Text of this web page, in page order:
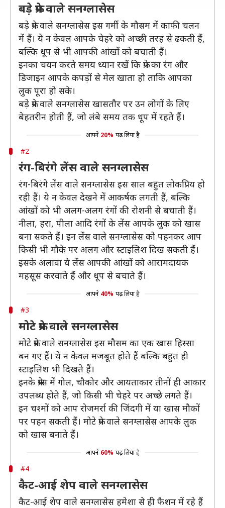
बड़े फ्रेम वाले सनग्लासेस
बड़े फ्रेम वाले सनग्लासेस इस गर्मी के मौसम में काफी चलन
में हैं। ये न केवल आपके चेहरे को अच्छी तरह से ढकती हैं,
बल्कि धूप से भी आपकी आंखों को बचाती हैं।
इनका चयन करते समय ध्यान रखें कि फ्रेम का रंग और
डिजाइन आपके कपड़ों से मेल खाता हो ताकि आपका
लुक पूरा हो सके।
बड़े फ्रेम वाले सनग्लासेस खासतौर पर उन लोगों के लिए
बेहतरीन होती हैं, जो लंबे समय तक धूप में रहते हैं।
आपने 20% पढ़ लिया है
#2
रंग-बिरंगे लेंस वाले सनग्लासेस
रंग-बिरंगे लेंस वाले सनग्लासेस इस साल बहुत लोकप्रिय हो
रही हैं। ये न केवल देखने में आकर्षक लगती हैं, बल्कि
आंखों को भी अलग-अलग रंगों की रोशनी से बचाती हैं।
नीला, हरा, पीला आदि रंगों के लेंस आपके लुक को खास
बना सकते हैं। इन लेंस वाले सनग्लासेस को पहनकर आप
किसी भी मौके पर अलग और स्टाइलिश दिख सकती हैं।
इसके अलावा ये लेंस आपकी आंखों को आरामदायक
महसूस करवाते हैं और धूप से बचाते हैं।
आपने 40% पढ़ लिया है
#3
मोटे फ्रेम वाले सनग्लासेस
मोटे फ्रेम वाले सनग्लासेस इस मौसम का एक खास हिस्सा
बन गए हैं। ये न केवल मजबूत होते हैं बल्कि बहुत ही
स्टाइलिश भी दिखते हैं।
इनके फ्रेम्स में गोल, चौकोर और आयताकार तीनों ही आकार
उपलब्ध होते हैं, जो किसी भी चेहरे पर अच्छे लगते हैं।
इन चश्मों को आप रोजमर्रा की जिंदगी में या खास मौकों
पर पहन सकती हैं। मोटे फ्रेम वाले सनग्लासेस आपके लुक
को खास बनाते हैं।
आपने 60% पढ़ लिया है
#4
कैट-आई शेप वाले सनग्लासेस
कैट-आई शेप वाले सनग्लासेस हमेशा से ही फैशन में रहे हैं